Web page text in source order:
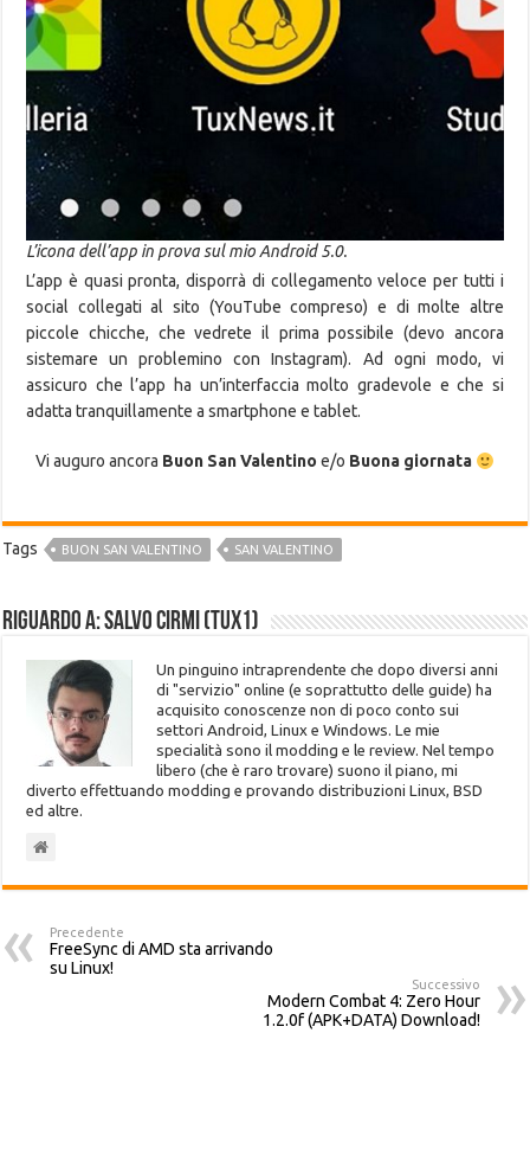
L’icona dell’app in prova sul mio Android 5.0.
L’app è quasi pronta, disporrà di collegamento veloce per tutti i
social collegati al sito (YouTube compreso) e di molte altre
piccole chicche, che vedrete il prima possibile (devo ancora
sistemare un problemino con Instagram). Ad ogni modo, vi
assicuro che l’app ha un’interfaccia molto gradevole e che si
adatta tranquillamente a smartphone e tablet.
Vi auguro ancora Buon San Valentino e/o Buona giornata
Tags BUON SAN VALENTINO SAN VALENTINO
Riguardo a: Salvo Cirmi (Tux1)
Un pinguino intraprendente che dopo diversi anni
di "servizio" online (e soprattutto delle guide) ha
acquisito conoscenze non di poco conto sui
settori Android, Linux e Windows. Le mie
specialità sono il modding e le review. Nel tempo
libero (che è raro trovare) suono il piano, mi
diverto effettuando modding e provando distribuzioni Linux, BSD
ed altre.
Precedente
FreeSync di AMD sta arrivando
su Linux!
Successivo
Modern Combat 4: Zero Hour
1.2.0f (APK+DATA) Download!